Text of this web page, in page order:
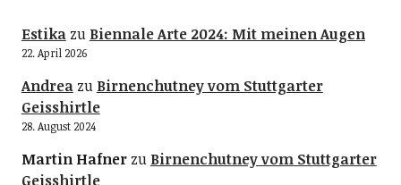
Estikazu Biennale Arte 2024: Mit meinen Augen
22. April 2026
Andreazu Birnenchutney vom Stuttgarter
Geisshirtle
28. August 2024
Martin Hafnerzu Birnenchutney vom Stuttgarter
Geisshirtle